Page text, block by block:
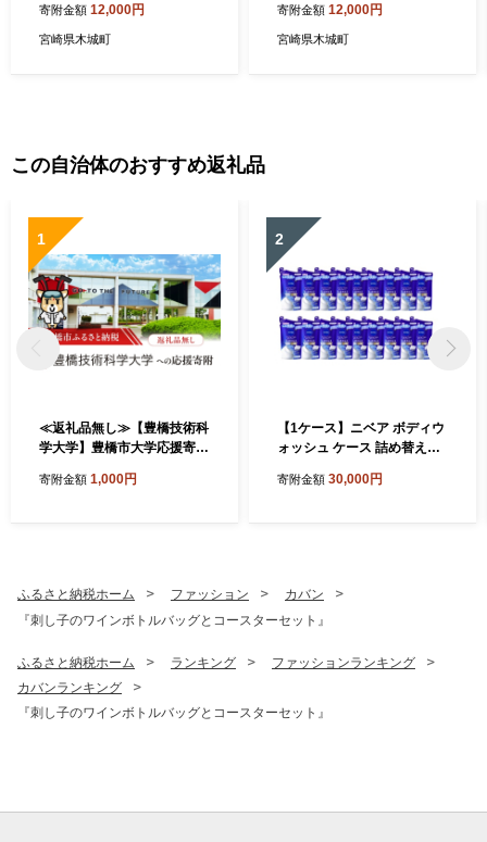
1
寄附金額 12,000円
宮崎県木城町
1
寄附金額 12,000円
宮崎県木城町
この自治体のおすすめ返礼品
1
≪返礼品無し≫【豊橋技術科
学大学】豊橋市大学応援寄附
市への寄附 返礼品無し 寄附
寄附金額 1,000円
2
【1ケース】ニベア ボディウ
ォッシュ ケース 詰め替え 1
花王 「お風呂からできるプ
寄附金額 30,000円
ふるさと納税ホーム ファッション
カバン
『刺し子のワインボトルバッグとコースターセット』
ふるさと納税ホーム ランキング
ファッションランキング
カバンランキング
『刺し子のワインボトルバッグとコースターセット』